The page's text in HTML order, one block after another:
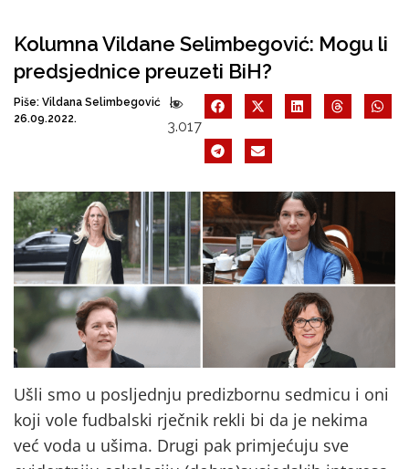
Kolumna Vildane Selimbegović: Mogu li
predsjednice preuzeti BiH?
Piše: Vildana Selimbegović
26.09.2022.
3.017
Ušli smo u posljednju predizbornu sedmicu i oni
koji vole fudbalski rječnik rekli bi da je nekima
već voda u ušima. Drugi pak primjećuju sve